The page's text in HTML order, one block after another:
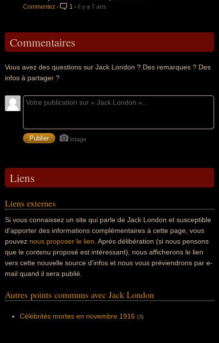
Commentez - 1 - il y a 7 ans
Commentaires
Vous avez des questions sur Jack London ? Des remarques ? Des
infos à partager ?
Image
Liens
Liens externes
Si vous connaissez un site qui parle de Jack London et susceptible
d'apporter des informations complémentaires à cette page, vous
pouvez nous proposer le lien . Après délibération (si nous pensons
que le contenu proposé est intéressant), nous afficherons le lien
vers cette nouvelle source d'infos et nous vous préviendrons par e-
mail quand il sera publié.
Autres points communs avec Jack London
Célébrités mortes en novembre 1916 (3)